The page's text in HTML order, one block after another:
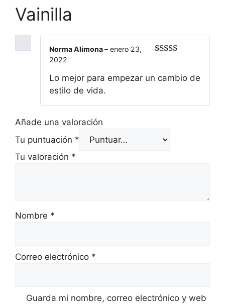
Vainilla
Norma Alimona– enero 23,
2022
Lo mejor para empezar un cambio de
estilo de vida.
Añade una valoración
Tu puntuación *
Tu valoración *
Nombre *
Correo electrónico *
Guarda mi nombre, correo electrónico y web